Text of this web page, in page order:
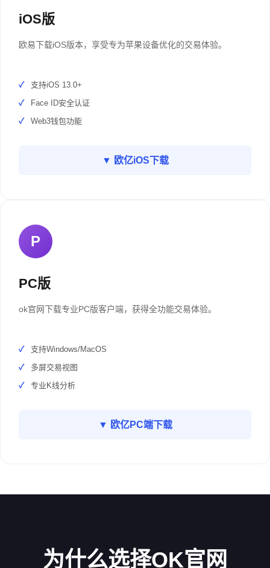
iOS版
欧易下载iOS版本，享受专为苹果设备优化的交易体验。
支持iOS 13.0+
Face ID安全认证
Web3钱包功能
▼ 欧亿iOS下载
P
PC版
ok官网下载专业PC版客户端，获得全功能交易体验。
支持Windows/MacOS
多屏交易视图
专业K线分析
▼ 欧亿PC端下载
为什么选择OK官网